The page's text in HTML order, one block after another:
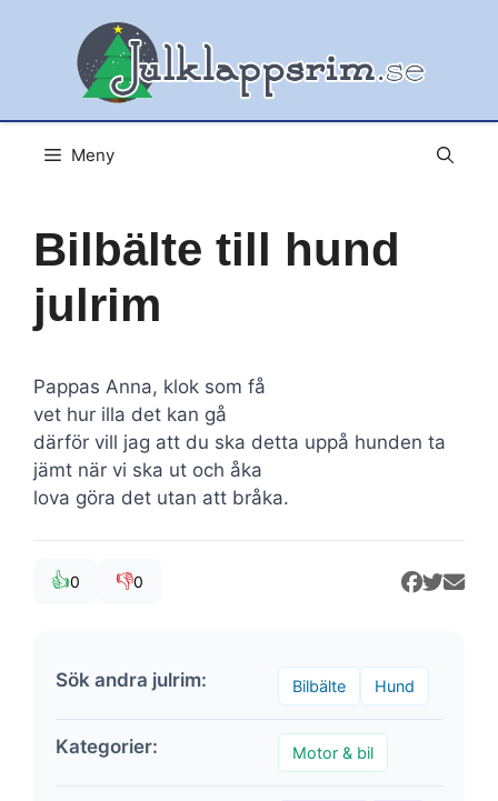
Meny
Bilbälte till hund
julrim
Pappas Anna, klok som få
vet hur illa det kan gå
därför vill jag att du ska detta uppå hunden ta
jämt när vi ska ut och åka
lova göra det utan att bråka.
👍0 👎0
Sök andra julrim: Bilbälte Hund
Kategorier: Motor & bil